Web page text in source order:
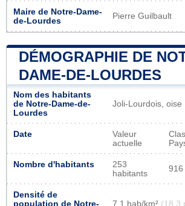
Maire de Notre-Dame-
de-Lourdes
Pierre Guilbault
DÉMOGRAPHIE DE
DAME-DE-LOURDES
Nom des habitants
de Notre-Dame-de-
Lourdes
Joli-Lourdois, oise
Date
Valeur
actuelle
Nombre d'habitants
253
habitants
916
Densité de
population de Notre-
7,1 hab/km² (18,3